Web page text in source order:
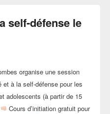
self-défense le
organise une session
et à la self-défense pour les
adolescents (à partir de 15
Cours d’initiation gratuit pour